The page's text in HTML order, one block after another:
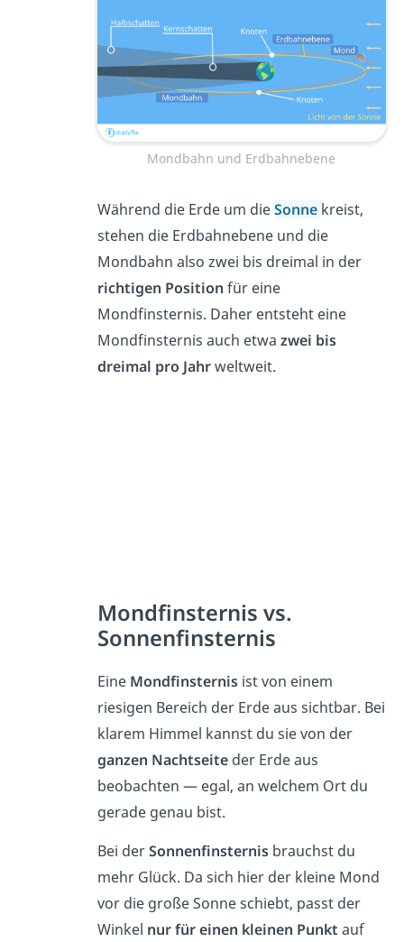
Mondbahn und Erdbahnebene
Während die Erde um dieSonne kreist,
stehen die Erdbahnebene und die
Mondbahn also zwei bis dreimal in der
richtigen Position für eine
Mondfinsternis. Daher entsteht eine
Mondfinsternis auch etwa zwei bis
dreimal pro Jahrweltweit.
Mondfinsternis vs.
Sonnenfinsternis
Eine Mondfinsternisist von einem
riesigen Bereich der Erde aus sichtbar. Bei
klarem Himmel kannst du sie von der
ganzen Nachtseiteder Erde aus
beobachten — egal, an welchem Ort du
gerade genau bist.
Bei derSonnenfinsternisbrauchst du
mehr Glück. Da sich hier der kleine Mond
vor die große Sonne schiebt, passt der
Winkel nur für einen kleinen Punkt auf